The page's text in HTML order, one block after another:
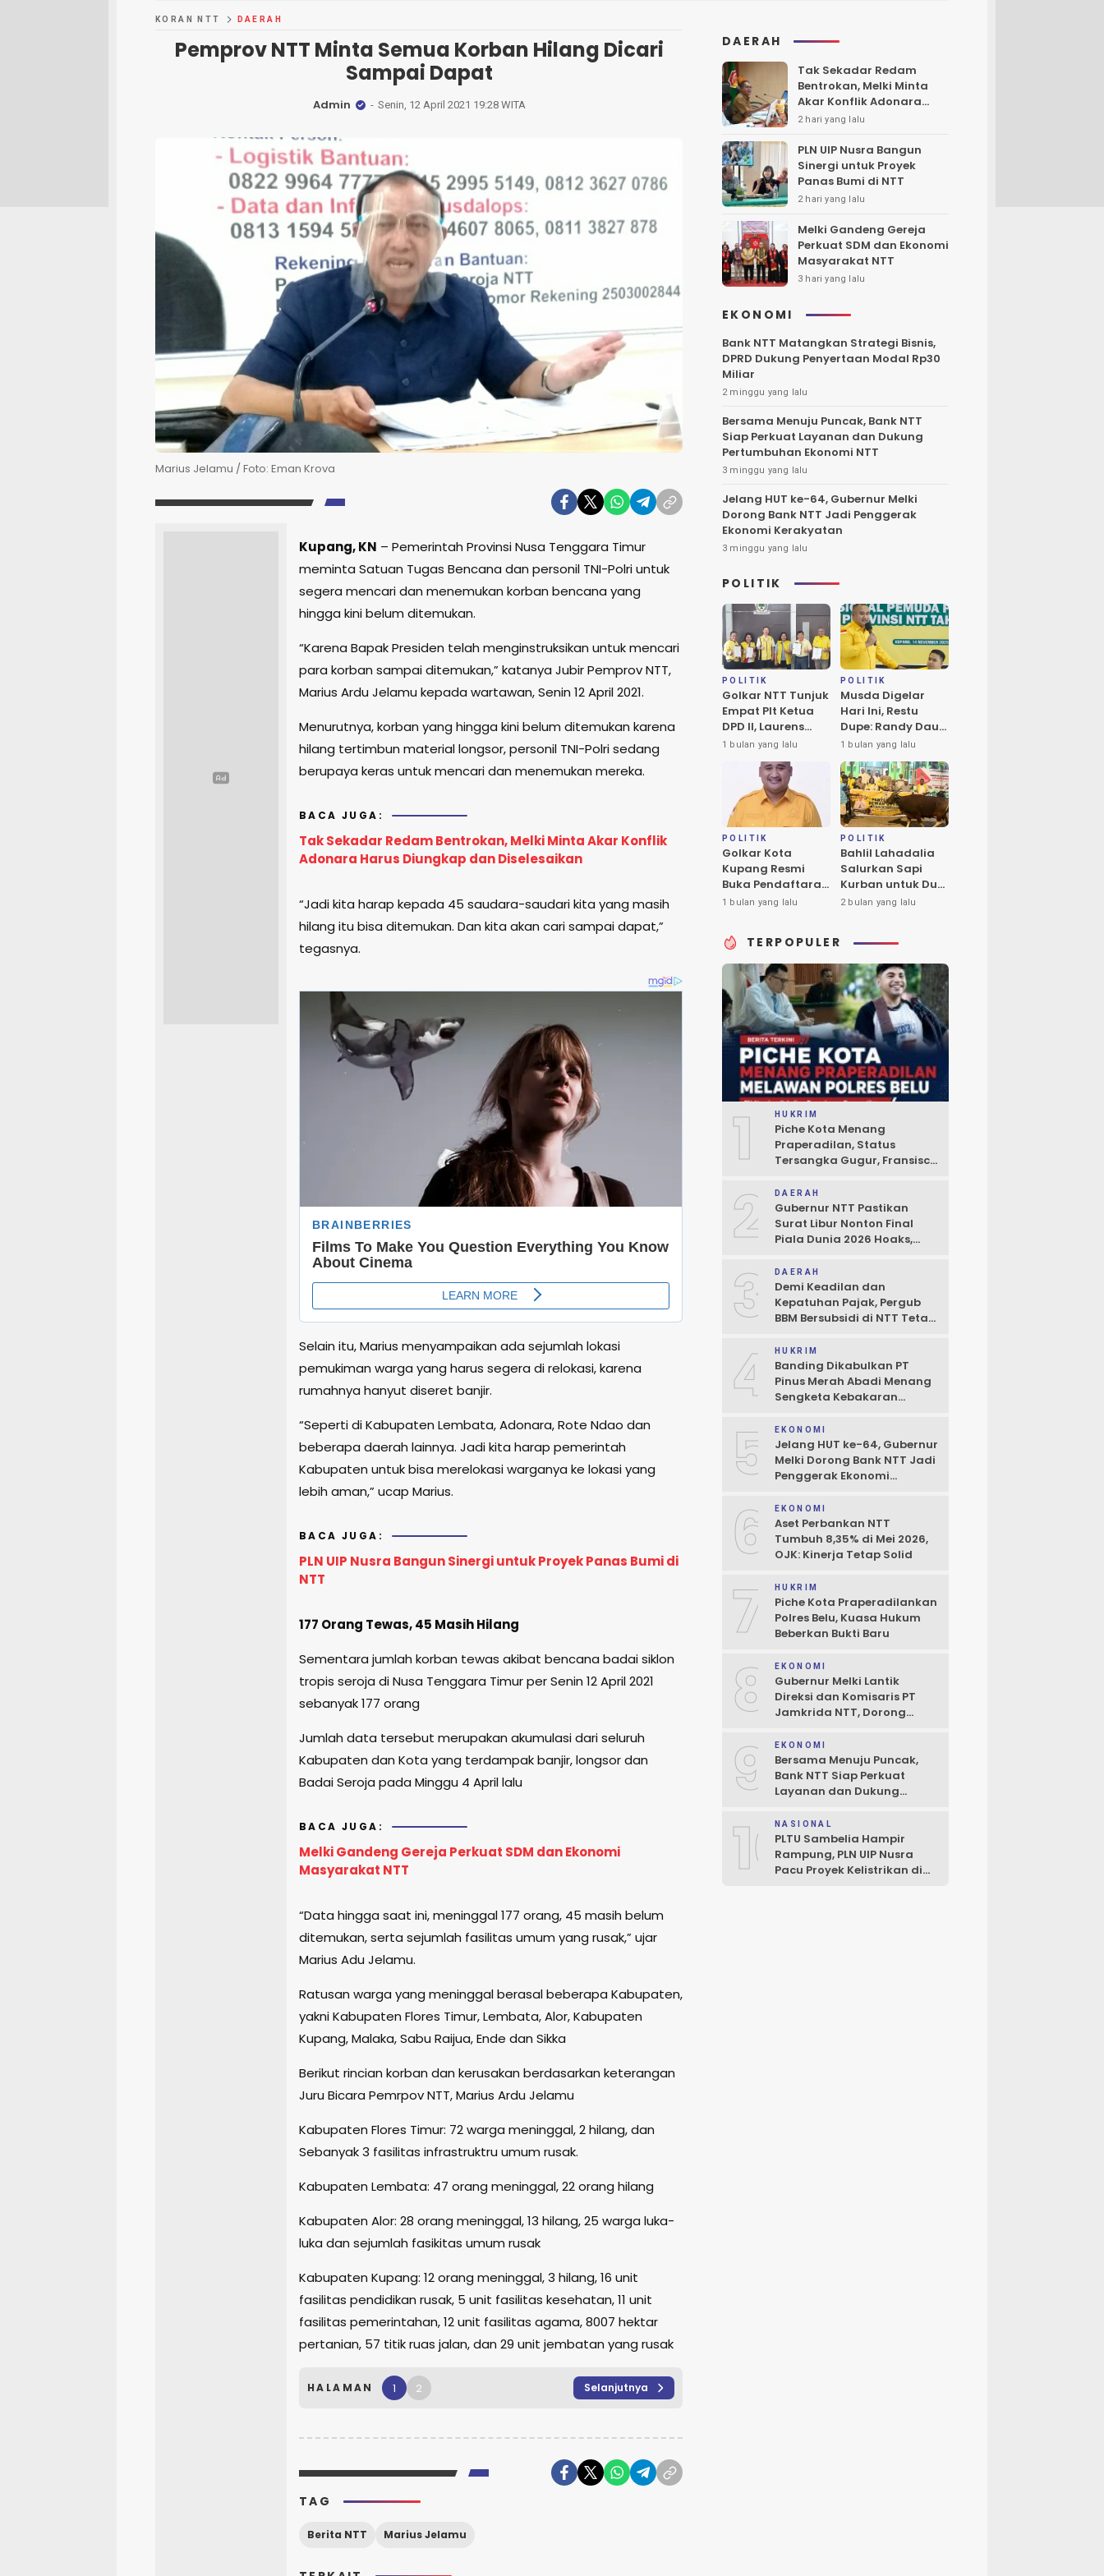
KORAN NTT DAERAH
Pemprov NTT Minta Semua Korban Hilang Dicari
Sampai Dapat
Admin Senin, 12 April 2021 19:28 WITA
Marius Jelamu / Foto: Eman Krova
Kupang, KN – Pemerintah Provinsi Nusa Tenggara Timur
meminta Satuan Tugas Bencana dan personil TNI-Polri untuk
segera mencari dan menemukan korban bencana yang
hingga kini belum ditemukan.
“Karena Bapak Presiden telah menginstruksikan untuk mencari
para korban sampai ditemukan,” katanya Jubir Pemprov NTT,
Marius Ardu Jelamu kepada wartawan, Senin 12 April 2021.
Menurutnya, korban yang hingga kini belum ditemukan karena
hilang tertimbun material longsor, personil TNI-Polri sedang
berupaya keras untuk mencari dan menemukan mereka.
BACA JUGA:
Tak Sekadar Redam Bentrokan, Melki Minta Akar Konflik
Adonara Harus Diungkap dan Diselesaikan
“Jadi kita harap kepada 45 saudara-saudari kita yang masih
hilang itu bisa ditemukan. Dan kita akan cari sampai dapat,”
tegasnya.
Selain itu, Marius menyampaikan ada sejumlah lokasi
pemukiman warga yang harus segera di relokasi, karena
rumahnya hanyut diseret banjir.
“Seperti di Kabupaten Lembata, Adonara, Rote Ndao dan
beberapa daerah lainnya. Jadi kita harap pemerintah
Kabupaten untuk bisa merelokasi warganya ke lokasi yang
lebih aman,” ucap Marius.
BACA JUGA:
PLN UIP Nusra Bangun Sinergi untuk Proyek Panas Bumi di
NTT
177 Orang Tewas, 45 Masih Hilang
Sementara jumlah korban tewas akibat bencana badai siklon
tropis seroja di Nusa Tenggara Timur per Senin 12 April 2021
sebanyak 177 orang
Jumlah data tersebut merupakan akumulasi dari seluruh
Kabupaten dan Kota yang terdampak banjir, longsor dan
Badai Seroja pada Minggu 4 April lalu
BACA JUGA:
Melki Gandeng Gereja Perkuat SDM dan Ekonomi
Masyarakat NTT
“Data hingga saat ini, meninggal 177 orang, 45 masih belum
ditemukan, serta sejumlah fasilitas umum yang rusak,” ujar
Marius Adu Jelamu.
Ratusan warga yang meninggal berasal beberapa Kabupaten,
yakni Kabupaten Flores Timur, Lembata, Alor, Kabupaten
Kupang, Malaka, Sabu Raijua, Ende dan Sikka
Berikut rincian korban dan kerusakan berdasarkan keterangan
Juru Bicara Pemrpov NTT, Marius Ardu Jelamu
Kabupaten Flores Timur: 72 warga meninggal, 2 hilang, dan
Sebanyak 3 fasilitas infrastruktru umum rusak.
Kabupaten Lembata: 47 orang meninggal, 22 orang hilang
Kabupaten Alor: 28 orang meninggal, 13 hilang, 25 warga luka-
luka dan sejumlah fasikitas umum rusak
Kabupaten Kupang: 12 orang meninggal, 3 hilang, 16 unit
fasilitas pendidikan rusak, 5 unit fasilitas kesehatan, 11 unit
fasilitas pemerintahan, 12 unit fasilitas agama, 8007 hektar
pertanian, 57 titik ruas jalan, dan 29 unit jembatan yang rusak
HALAMAN 1 2 Selanjutnya
TAG
Berita NTT Marius Jelamu
DAERAH
Tak Sekadar Redam
Bentrokan, Melki Minta
Akar Konflik Adonara
Harus Diungkap dan
2 hari yang lalu
PLN UIP Nusra Bangun
Sinergi untuk Proyek
Panas Bumi di NTT
2 hari yang lalu
Melki Gandeng Gereja
Perkuat SDM dan Ekonomi
Masyarakat NTT
3 hari yang lalu
EKONOMI
Bank NTT Matangkan Strategi Bisnis,
DPRD Dukung Penyertaan Modal Rp30
Miliar
2 minggu yang lalu
Bersama Menuju Puncak, Bank NTT
Siap Perkuat Layanan dan Dukung
Pertumbuhan Ekonomi NTT
3 minggu yang lalu
Jelang HUT ke-64, Gubernur Melki
Dorong Bank NTT Jadi Penggerak
Ekonomi Kerakyatan
3 minggu yang lalu
POLITIK
POLITIK
Golkar NTT Tunjuk
Empat Plt Ketua
DPD II, Laurens
Leba Tukan Pimpin
Flores Timur
1 bulan yang lalu
POLITIK
Musda Digelar
Hari Ini, Restu
Dupe: Randy Daud
Calon Tunggal
Ketua DPD II
Golkar Kota
Kupang
1 bulan yang lalu
POLITIK
Golkar Kota
Kupang Resmi
Buka Pendaftaran
Calon Ketua DPD
1 bulan yang lalu
POLITIK
Bahlil Lahadalia
Salurkan Sapi
Kurban untuk Dua
Masjid di Kota
2 bulan yang lalu
TERPOPULER
1 HUKRIM
Piche Kota Menang
Praperadilan, Status
Tersangka Gugur, Fransisco
Pendukung
2 DAERAH
Gubernur NTT Pastikan
Surat Libur Nonton Final
Piala Dunia 2026 Hoaks,
Boleh Terhambat
3 DAERAH
Demi Keadilan dan
Kepatuhan Pajak, Pergub
BBM Bersubsidi di NTT Tetap
4 HUKRIM
Banding Dikabulkan PT
Pinus Merah Abadi Menang
Sengketa Kebakaran
5 EKONOMI
Jelang HUT ke-64, Gubernur
Melki Dorong Bank NTT Jadi
Penggerak Ekonomi
6 EKONOMI
Aset Perbankan NTT
Tumbuh 8,35% di Mei 2026,
OJK: Kinerja Tetap Solid
7 HUKRIM
Piche Kota Praperadilankan
Polres Belu, Kuasa Hukum
Beberkan Bukti Baru
8 EKONOMI
Gubernur Melki Lantik
Direksi dan Komisaris PT
Jamkrida NTT, Dorong
Kredit UMKM
9 EKONOMI
Bersama Menuju Puncak,
Bank NTT Siap Perkuat
Layanan dan Dukung
10NASIONAL
PLTU Sambelia Hampir
Rampung, PLN UIP Nusra
Pacu Proyek Kelistrikan di